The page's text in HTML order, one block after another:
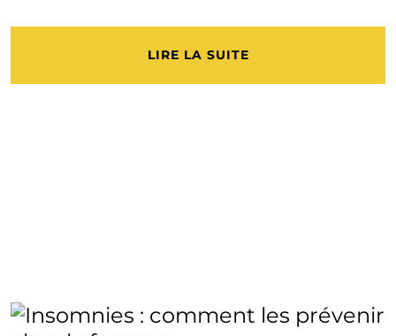
LIRE LA SUITE